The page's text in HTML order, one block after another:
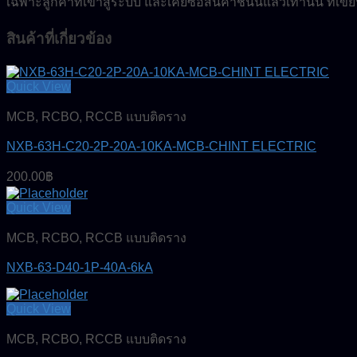
สินค้าที่เกี่ยวข้อง
Quick View
MCB, RCBO, RCCB แบบติดราง
NXB-63H-C20-2P-20A-10KA-MCB-CHINT ELECTRIC
200.00฿
Quick View
MCB, RCBO, RCCB แบบติดราง
NXB-63-D40-1P-40A-6kA
Quick View
MCB, RCBO, RCCB แบบติดราง